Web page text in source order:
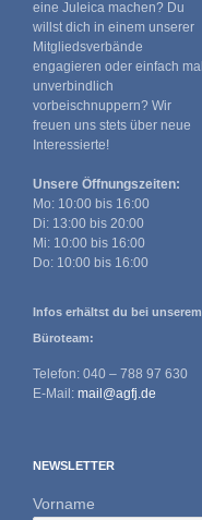
eine Juleica machen? Du
willst dich in einem unserer
Mitgliedsverbände
engagieren oder einfach mal
unverbindlich
vorbeischnuppern? Wir
freuen uns stets über neue
Interessierte!
Unsere Öffnungszeiten:
Mo: 10:00 bis 16:00
Di: 13:00 bis 20:00
Mi: 10:00 bis 16:00
Do: 10:00 bis 16:00
Infos erhältst du bei unserem
Büroteam:
Telefon: 040 – 788 97 630
E-Mail: mail@agfj.de
NEWSLETTER
Vorname